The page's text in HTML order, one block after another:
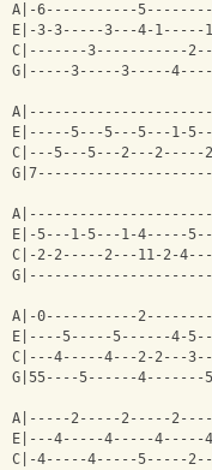
A|-6-----------
E|-3-3-----3---4-1-----
C|-------3-----------
G|-----3-----3-----
E|-----5---5---5---1-
C|---5---5---2---
E|-5---1-5---1-4-----
C|-2-2-----2---11-2-
A|-0-----------
E|----5-----5------4-
C|---4-----4---2-2---
G|55----5------
A|-----2-----2-----
E|---4-----4-----
C|-4-----4-----5-----